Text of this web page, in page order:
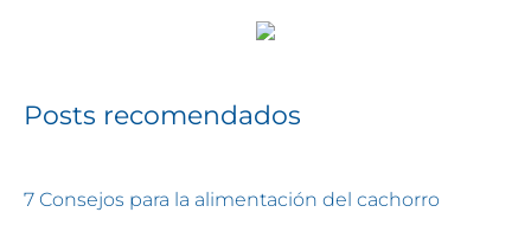
Posts recomendados
7 Consejos para la alimentación del cachorro